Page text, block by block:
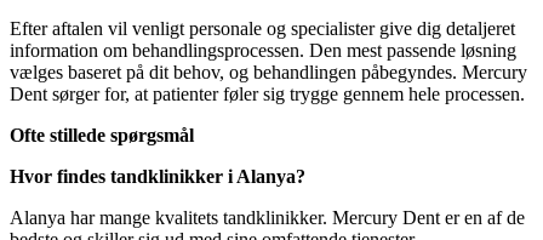
Efter aftalen vil venligt personale og specialister give dig detaljeret
information om behandlingsprocessen. Den mest passende løsning
vælges baseret på dit behov, og behandlingen påbegyndes. Mercury
Dent sørger for, at patienter føler sig trygge gennem hele processen.
Ofte stillede spørgsmål
Hvor findes tandklinikker i Alanya?
Alanya har mange kvalitets tandklinikker. Mercury Dent er en af de